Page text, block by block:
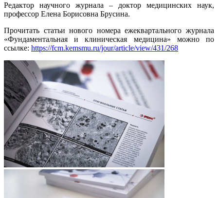
Редактор научного журнала – доктор медицинских наук,
профессор Елена Борисовна Брусина.
Прочитать статьи нового номера ежеквартального журнала
«Фундаментальная и клиническая медицина» можно по
ссылке: https://fcm.kemsmu.ru/jour/article/view/431/268